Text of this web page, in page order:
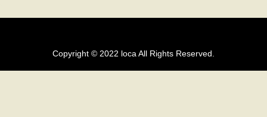
Copyright © 2022 loca All Rights Reserved.